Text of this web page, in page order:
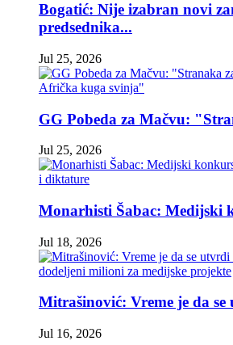
Bogatić: Nije izabran novi
predsednika...
Jul 25, 2026
GG Pobeda za Mačvu:
Jul 25, 2026
Monarhisti Šabac: Medijski
Jul 18, 2026
Mitrašinović: Vreme je da se
Jul 16, 2026